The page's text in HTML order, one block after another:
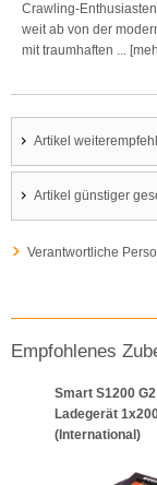
Crawling-
weit ab von der
mit traumhaften ...
Artikel
Artikel günstiger
Verantwortliche
Empfohlenes
Smart S1200
Ladegerät
(International)